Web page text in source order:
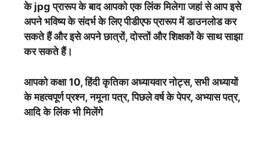
के jpg प्रारूप के बाद आपको एक लिंक मिलेगा जहां से आप इसे
अपने भविष्य के संदर्भ के लिए पीडीएफ प्रारूप में डाउनलोड कर
सकते हैं और इसे अपने छात्रों, दोस्तों और शिक्षकों के साथ साझा
कर सकते हैं।
आपको कक्षा 10, हिंदी कृतिका अध्यायवार नोट्स, सभी अध्यायों
के महत्वपूर्ण प्रश्न, नमूना पत्र, पिछले वर्ष के पेपर, अभ्यास पत्र,
आदि के लिंक भी मिलेंगे